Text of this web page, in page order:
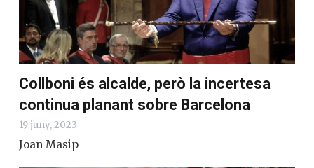
Collboni és alcalde, però la incertesa
continua planant sobre Barcelona
19 juny, 2023
Joan Masip